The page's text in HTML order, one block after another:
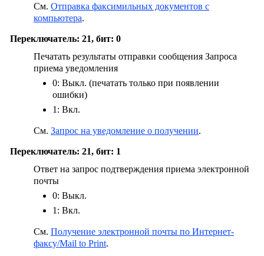
См. Отправка факсимильных документов с
компьютера.
Переключатель: 21, бит: 0
Печатать результаты отправки сообщения Запроса
приема уведомления
0: Выкл. (печатать только при появлении
ошибки)
1: Вкл.
См. Запрос на уведомление о получении.
Переключатель: 21, бит: 1
Ответ на запрос подтверждения приема электронной
почты
0: Выкл.
1: Вкл.
См. Получение электронной почты по Интернет-
факсу/Mail to Print.